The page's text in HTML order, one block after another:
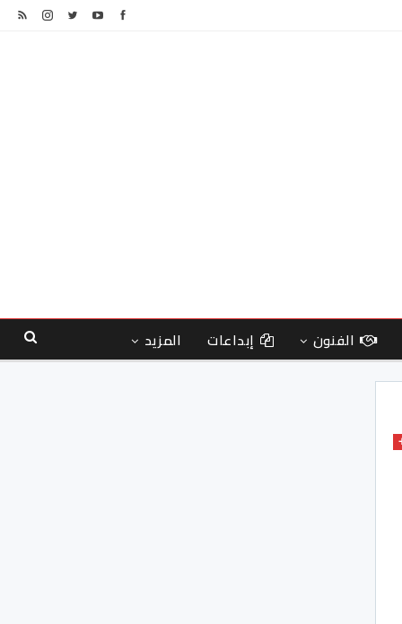
الفنون إبداعات المزيد